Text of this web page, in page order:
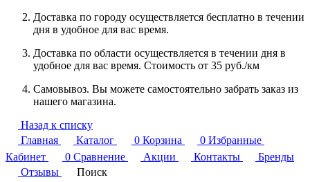
Доставка по городу осуществляется бесплатно в течении
дня в удобное для вас время.
Доставка по области осуществляется в течении дня в
удобное для вас время. Стоимость от 35 руб./км
Самовывоз. Вы можете самостоятельно забрать заказ из
нашего магазина.
Назад к списку
Главная
Каталог 0 Корзина 0 Избранные
Кабинет
0 Сравнение Акции Контакты
Бренды
Отзывы
Поиск